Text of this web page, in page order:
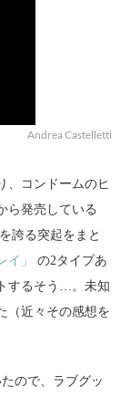
Andrea Castelletti
、コンドームのヒ
ら発売している
誇る突起をまと
イ」
の2タイプあ
するそう…。未知
（近々その感想を
ので、ラブグッ